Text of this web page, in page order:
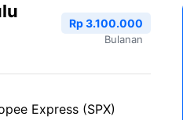
Rp 3.100.000
Bulanan
Express (SPX)